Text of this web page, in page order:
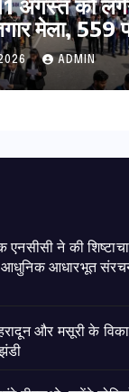
अगस्त को
मेला, 559
ADMIN
एनसीसी ने की
आधुनिक आधारभूत
और मसूरी के